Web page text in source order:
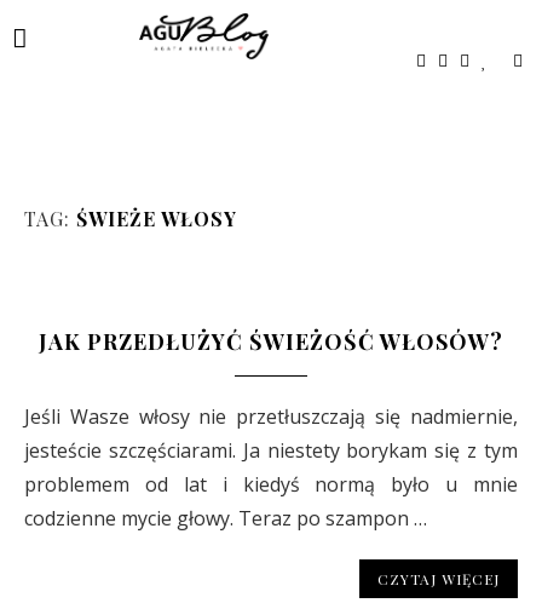
TAG: ŚWIEŻE WŁOSY
JAK PRZEDŁUŻYĆ ŚWIEŻOŚĆ WŁOSÓW?
Jeśli Wasze włosy nie przetłuszczają się nadmiernie,
jesteście szczęściarami. Ja niestety borykam się z tym
problemem od lat i kiedyś normą było u mnie
codzienne mycie głowy. Teraz po szampon …
CZYTAJ WIĘCEJ